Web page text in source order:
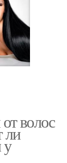
волос
ли
у